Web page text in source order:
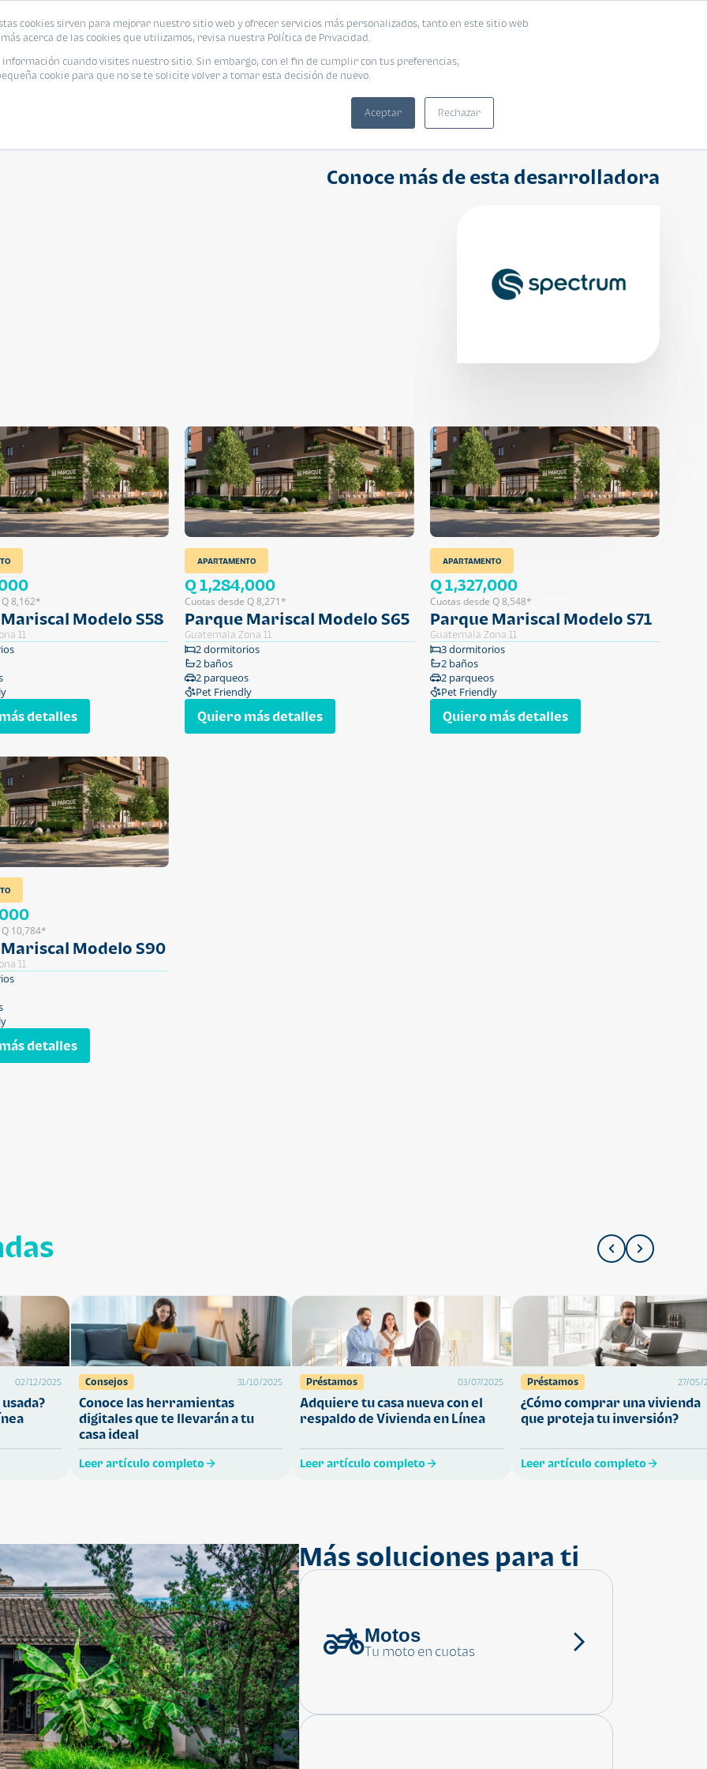
cookies sirven para mejorar nuestro sitio web y ofrecer servicios más personalizados, tanto en este sitio web
acerca de las cookies que utilizamos, revisa nuestra Política de Privacidad.
cuando visites nuestro sitio. Sin embargo, con el fin de cumplir con tus preferencias,
cookie para que no se te solicite volver a tomar esta decisión de nuevo.
Aceptar Rechazar
Conoce más de esta desarrolladora
8,162*
Modelo S58
11
detalles
APARTAMENTO
Q 1,284,000
Cuotas desde Q 8,271*
Parque Mariscal Modelo S65
Guatemala Zona 11
2 dormitorios
2 baños
2 parqueos
Pet Friendly
Quiero más detalles
APARTAMENTO
Q 1,327,000
Cuotas desde Q 8,548*
Parque Mariscal Modelo S71
Guatemala Zona 11
3 dormitorios
2 baños
2 parqueos
Pet Friendly
Quiero más detalles
10,784*
Modelo S90
11
detalles
Eventos Promociones Blog Encuentra tu vivienda ideal
02/12/2025 Consejos 31/10/2025
Conoce las herramientas
digitales que te llevarán a tu
casa ideal
Leer artículo completo
Préstamos 03/07/2025
Adquiere tu casa nueva con el
respaldo de Vivienda en Línea
Leer artículo completo
Préstamos 27/05/
¿Cómo comprar una vivienda
que proteja tu inversión?
Leer artículo completo
Más soluciones para ti
Motos
Tu moto en cuotas